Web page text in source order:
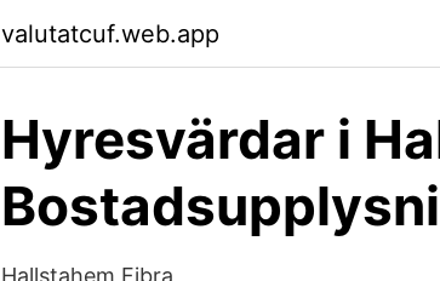
valutatcuf.web.app
Hyresvärdar i
Hallstahem Fibra